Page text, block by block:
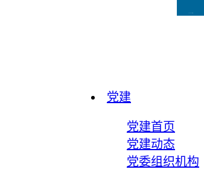
党建
党建首页
党建动态
党委组织机构